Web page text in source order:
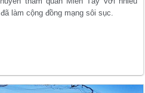
đã làm cộng đồng mạng sôi sục.